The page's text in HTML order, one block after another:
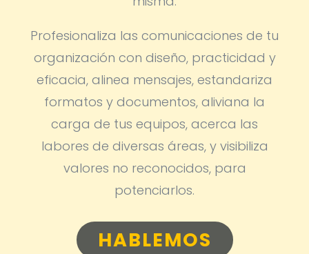
Profesionaliza las comunicaciones de tu
organización con diseño, practicidad y
eficacia, alinea mensajes, estandariza
formatos y documentos, aliviana la
carga de tus equipos, acerca las
labores de diversas áreas, y visibiliza
valores no reconocidos, para
potenciarlos.
HABLEMOS